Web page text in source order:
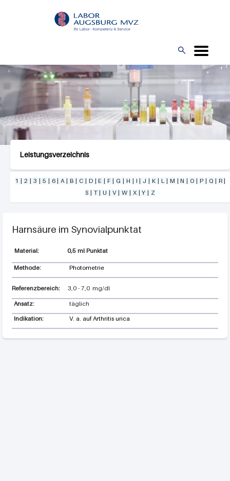
Direkt
zum
O

Leistungsverzeichnis
1 | 2 | 3 | 5 | 6 | A | B | C | D | E | F | G | H | I | J | K | L | M | N | O | P | Q | R |
S | T | U | V | W | X | Y | Z
Harnsäure im Synovialpunktat
0,5 ml Punktat
Methode: Photometrie
Referenzbereich: 3,0 - 7,0 mg/dl
Ansatz: täglich
Indikation: V. a. auf Arthritis urica